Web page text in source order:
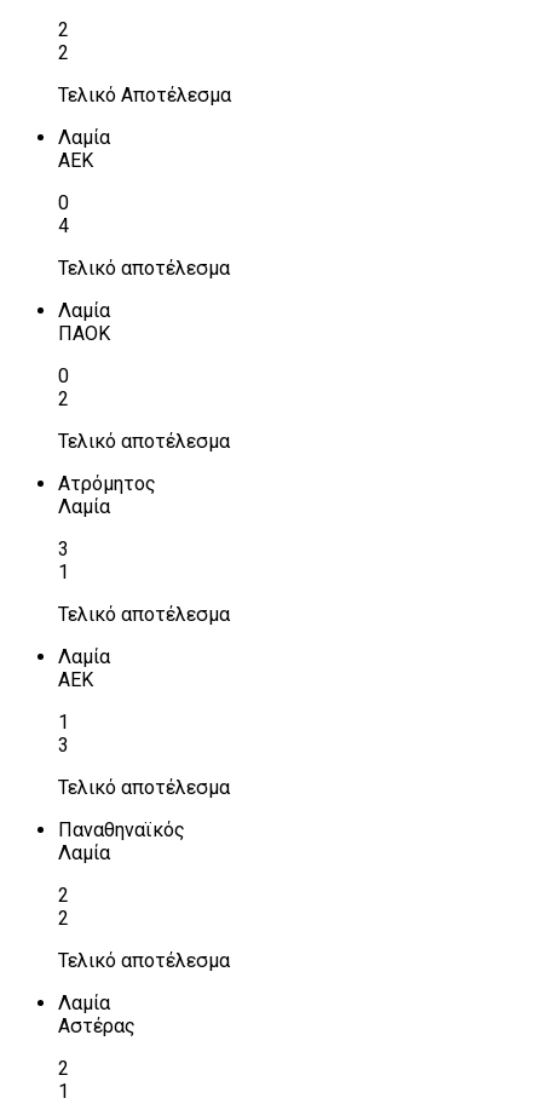
2
2
Τελικό Αποτέλεσμα
Λαμία
ΑΕΚ
0
4
Τελικό αποτέλεσμα
Λαμία
ΠΑΟΚ
0
2
Τελικό αποτέλεσμα
Ατρόμητος
Λαμία
3
1
Τελικό αποτέλεσμα
Λαμία
ΑΕΚ
1
3
Τελικό αποτέλεσμα
Παναθηναϊκός
Λαμία
2
2
Τελικό αποτέλεσμα
Λαμία
Αστέρας
2
1